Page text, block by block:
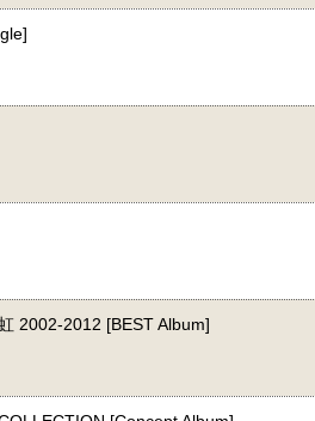
2002-2012 [BEST Album]